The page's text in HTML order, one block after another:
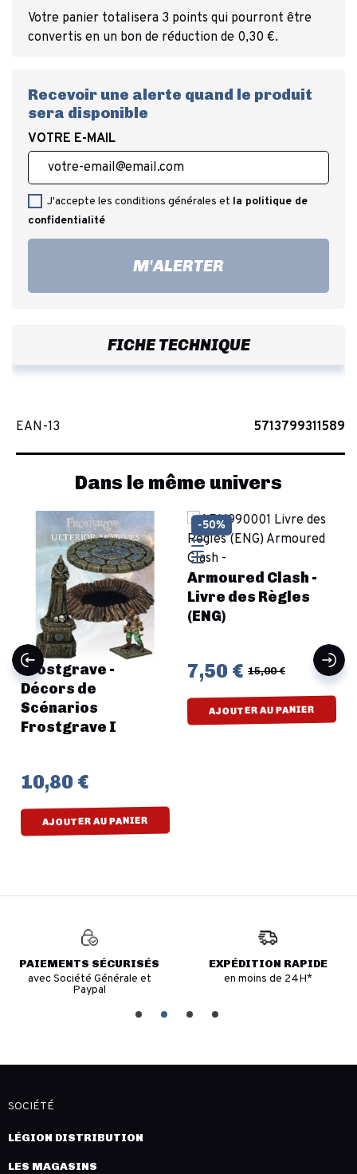
Votre panier totalisera 3 points qui pourront être
convertis en un bon de réduction de 0,30 €.
Recevoir une alerte quand le produit
sera disponible
VOTRE E-MAIL
J'accepte les conditions générales et la politique de
confidentialité
M'ALERTER
FICHE TECHNIQUE
EAN-13 5713799311589
Dans le même univers
Frostgrave -
Décors de
Scénarios
Frostgrave I
10,80 €
AJOUTER AU PANIER
Armoured Clash -
Livre des Règles
(ENG)
7,50 € 15,00 €
AJOUTER AU PANIER
-50%
PAIEMENTS SÉCURISÉS
avec Société Générale et
Paypal
EXPÉDITION RAPIDE
en moins de 24H*
SOCIÉTÉ
LÉGION DISTRIBUTION
LES MAGASINS